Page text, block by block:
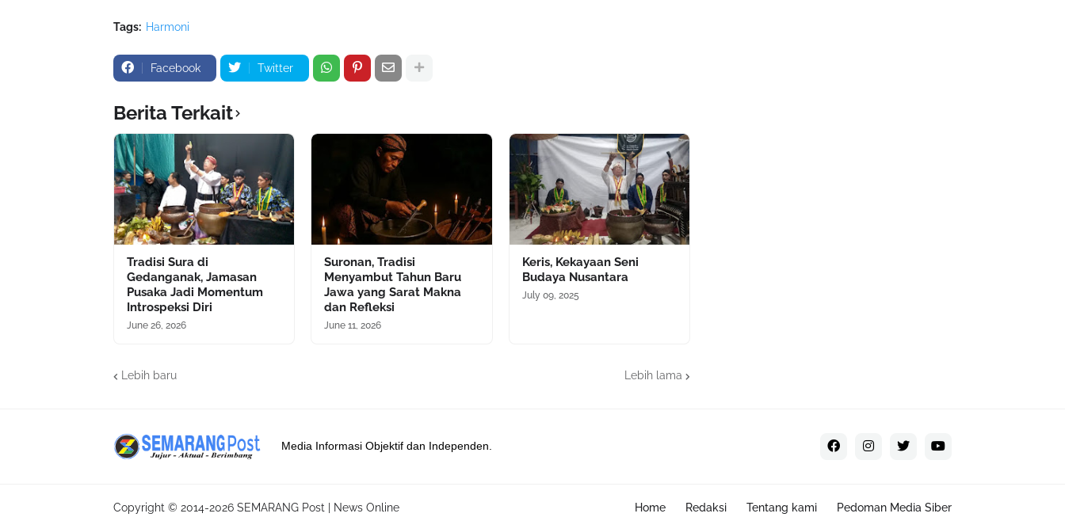
Tags: Harmoni
Facebook Twitter
Berita Terkait
Tradisi Sura di
Gedanganak, Jamasan
Pusaka Jadi Momentum
Introspeksi Diri
June 26, 2026
Suronan, Tradisi
Menyambut Tahun Baru
Jawa yang Sarat Makna
dan Refleksi
June 11, 2026
Keris, Kekayaan Seni
Budaya Nusantara
July 09, 2025
Lebih baru Lebih lama
Media Informasi Objektif dan Independen.
Copyright © 2014-2026 SEMARANG Post | News Online Home Redaksi Tentang kami Pedoman Media Siber